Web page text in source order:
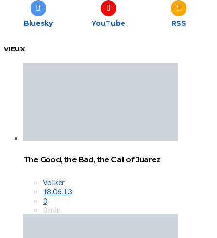
Bluesky YouTube RSS
VIEUX
The Good, the Bad, the Call of Juarez
Volker
18.06.13
3
3 min